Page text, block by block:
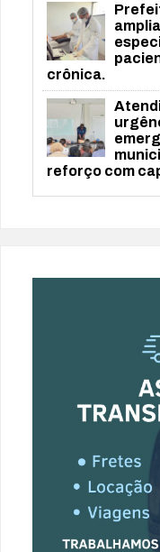
crônica.
reforço com